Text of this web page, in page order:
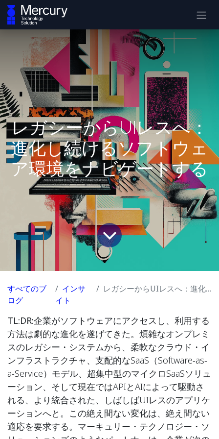
レガシーからUIレスへ：
進化し続けるソフトウェ
ア環境をナビゲートする
すべてのブ
ログ
インサ
イト
レガシーからUIレスへ：進化し続けるソフトウェア環境をナビゲートする
TL:DR:企業がソフトウェアにアクセスし、利用する
方法は劇的な進化を遂げてきた。煩雑なオンプレミ
スのレガシー・システムから、柔軟なクラウド・イ
ンフラストラクチャ、支配的なSaaS（Software-as-
a-Service）モデル、超集中型のマイクロSaaSソリュ
ーション、そして現在ではAPIとAIによって駆動さ
れる、より統合された、しばしばUIレスのアプリケ
ーションへと。この絶え間ない変化は、絶え間ない
適応を要求する。マーキュリー・テクノロジー・ソ